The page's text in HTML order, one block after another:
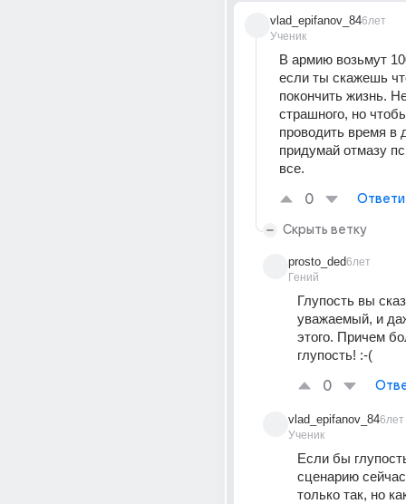
vlad_epifanov_84
Ученик
6лет
В армию возьмут
если ты скажешь
покончить жизнь.
страшного, но
проводить время в
придумай отмазу
все.
0
Скрыть ветку
prosto_ded
Гений
6лет
Глупость вы
уважаемый, и
этого. Причем
глупость! :-(
0
vlad_epifanov_84
Ученик
6лет
Если бы
сценарию
только так, но